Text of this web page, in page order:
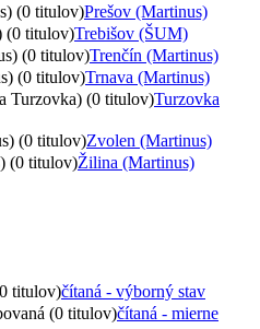
(0 titulov)Prešov (Martinus)
(0 titulov)Trebišov (ŠUM)
(0 titulov)Trenčín (Martinus)
(0 titulov)Trnava (Martinus)
Turzovka) (0 titulov)Turzovka
(0 titulov)Zvolen (Martinus)
(0 titulov)Žilina (Martinus)
titulov)čítaná - výborný stav
(0 titulov)čítaná - mierne